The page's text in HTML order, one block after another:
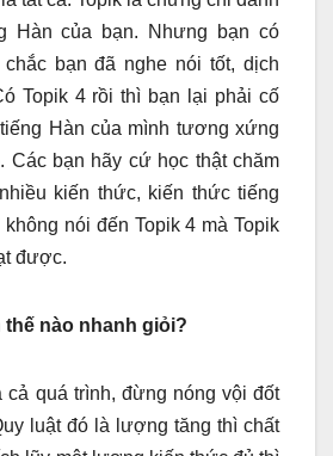
Hàn của bạn. Nhưng bạn có
bạn đã nghe nói tốt, dịch
Topik 4 rồi thì bạn lại phải cố
Hàn của mình tương xứng
Các bạn hãy cứ học thật chăm
kiến thức, kiến thức tiếng
nói đến Topik 4 mà Topik
được.
thế nào nhanh giỏi?
cả quá trình, đừng nóng vội đốt
luật đó là lượng tăng thì chất